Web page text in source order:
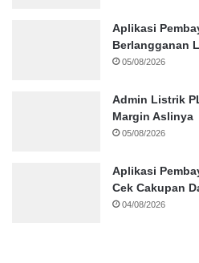
Aplikasi
Berlangganan
05/08/2026
Admin Listrik
Margin Aslinya
05/08/2026
Aplikasi
Cek Cakupan
04/08/2026